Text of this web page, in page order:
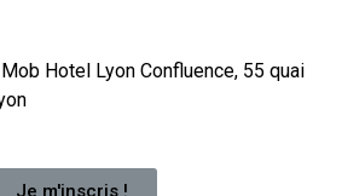
Hotel Lyon Confluence, 55 quai
Je m'inscris !